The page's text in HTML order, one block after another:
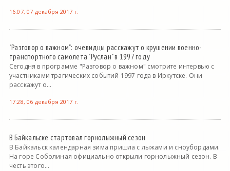
16:07, 07 декабря 2017 г.
"Разговор о важном": очевидцы расскажут о крушении военно-
транспортного самолета "Руслан" в 1997 году
Сегодня в программе "Разговор о важном" смотрите интервью с
участниками трагических событий 1997 года в Иркутске. Они
расскажут о...
17:28, 06 декабря 2017 г.
В Байкальске стартовал горнолыжный сезон
В Байкальск календарная зима пришла с лыжами и сноубордами.
На горе Соболиная официально открыли горнолыжный сезон. В
честь этого...